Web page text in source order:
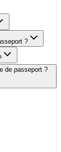
?
de passeport ?